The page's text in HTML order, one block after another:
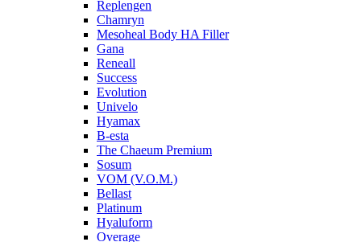
Replengen
Chamryn
Mesoheal Body HA Filler
Gana
Reneall
Success
Evolution
Univelo
Hyamax
B-esta
The Chaeum Premium
Sosum
VOM (V.O.M.)
Bellast
Platinum
Hyaluform
Overage